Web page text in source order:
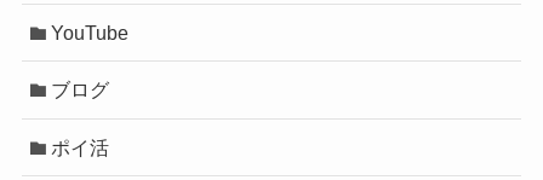
YouTube
ブログ
ポイ活